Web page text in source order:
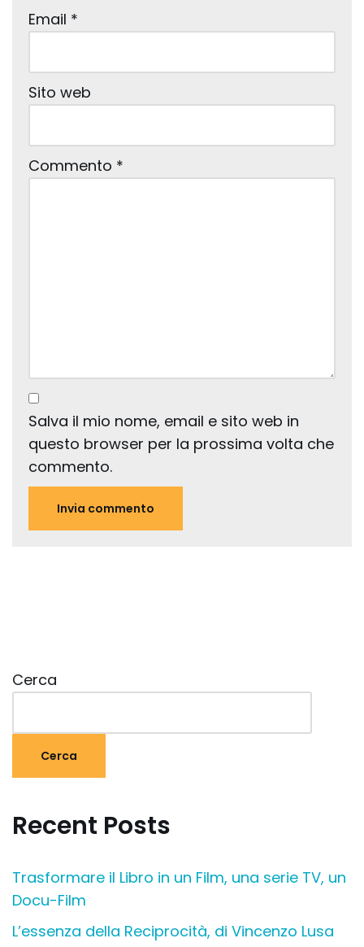
Email *
Sito web
Commento *
Salva il mio nome, email e sito web in
questo browser per la prossima volta che
commento.
Cerca
Cerca
Recent Posts
Trasformare il Libro in un Film, una serie TV, un
Docu-Film
L’essenza della Reciprocità, di Vincenzo Lusa